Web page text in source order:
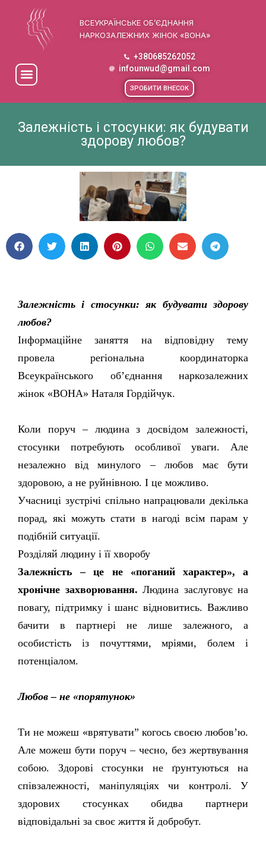
ВСЕУКРАЇНСЬКЕ ОБ’ЄДНАННЯ
НАРКОЗАЛЕЖНИХ ЖІНОК «ВОНА»
+380685262052
infounwud@gmail.com
ЗРОБИТИ ВНЕСОК
Залежність і стосунки: як будувати
здорову любов?
Залежність і стосунки: як будувати здорову
любов?
Інформаційне заняття на відповідну тему
провела регіональна координаторка
Всеукраїнського об’єднання наркозалежних
жінок «ВОНА» Наталя Гордійчук.
Коли поруч – людина з досвідом залежності,
стосунки потребують особливої уваги. Але
незалежно від минулого – любов має бути
здоровою, а не руйнівною. І це можливо.
Учасниці зустрічі спільно напрацювали декілька
порад, які можуть стати в нагоді всім парам у
подібній ситуації.
Розділяй людину і її хворобу
Залежність – це не «поганий характер», а
хронічне захворювання. Людина заслуговує на
повагу, підтримку і шанс відновитись. Важливо
бачити в партнері не лише залежного, а
особистість із почуттями, мріями, болем і
потенціалом.
Любов – не «порятунок»
Ти не можеш «врятувати” когось своєю любов’ю.
Але можеш бути поруч – чесно, без жертвування
собою. Здорові стосунки не ґрунтуються на
співзалежності, маніпуляціях чи контролі. У
здорових стосунках обидва партнери
відповідальні за своє життя й добробут.